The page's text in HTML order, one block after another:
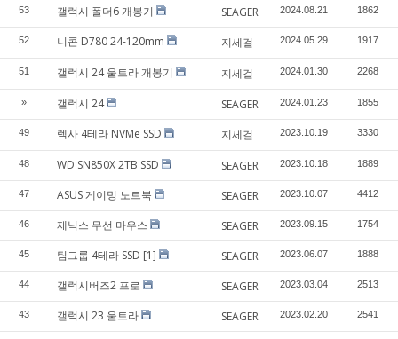
53 갤럭시 폴더6 개봉기 SEAGER 2024.08.21 1862
52 니콘 D780 24-120mm 지세걸 2024.05.29 1917
51 갤럭시 24 울트라 개봉기 지세걸 2024.01.30 2268
» 갤럭시 24 SEAGER 2024.01.23 1855
49 렉사 4테라 NVMe SSD 지세걸 2023.10.19 3330
48 WD SN850X 2TB SSD SEAGER 2023.10.18 1889
47 ASUS 게이밍 노트북 SEAGER 2023.10.07 4412
46 제닉스 무선 마우스 SEAGER 2023.09.15 1754
45 팀그룹 4테라 SSD [1] SEAGER 2023.06.07 1888
44 갤럭시버즈2 프로 SEAGER 2023.03.04 2513
43 갤럭시 23 울트라 SEAGER 2023.02.20 2541